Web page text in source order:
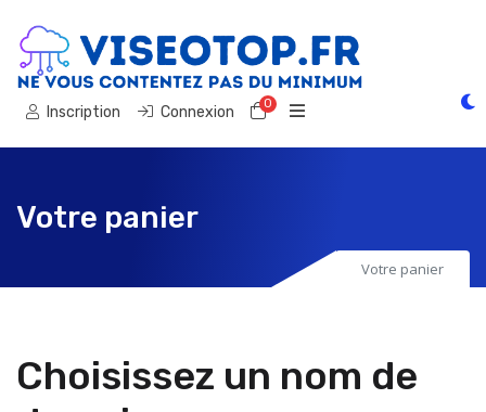
Inscription Connexion 0Votre panier
Votre panier
Votre panier
Choisissez un nom de